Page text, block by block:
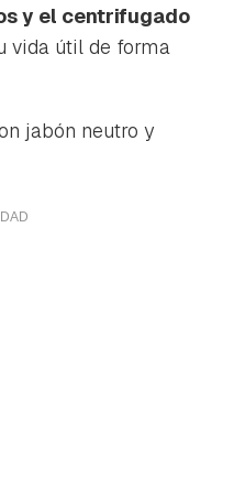
CANCELAR
y el centrifugado
vida útil de forma
jabón neutro y